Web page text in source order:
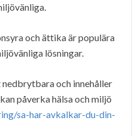
och ättika är populära
lösningar.
och innehåller
påverka hälsa och miljö
sa-har-avkalkar-du-din-